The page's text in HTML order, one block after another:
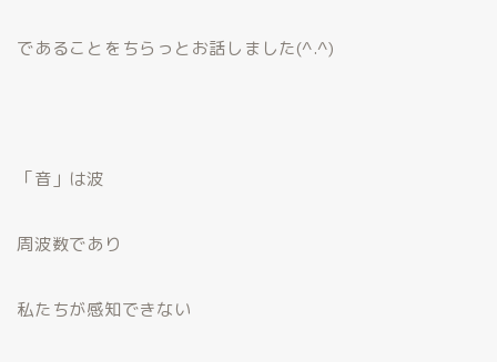
であることをちらっとお話しました(^.^)
「音」は波
周波数であり
私たちが感知できない